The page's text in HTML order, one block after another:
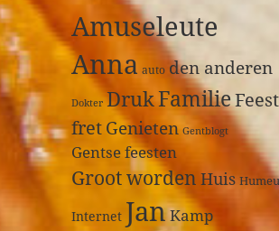
a
r
:
Amuseleute
Anna auto den anderen
Dokter DrukFamilieFeest
fretGenieten Gentblogt
Gentse feesten
Groot worden Huis
Internet JanKamp